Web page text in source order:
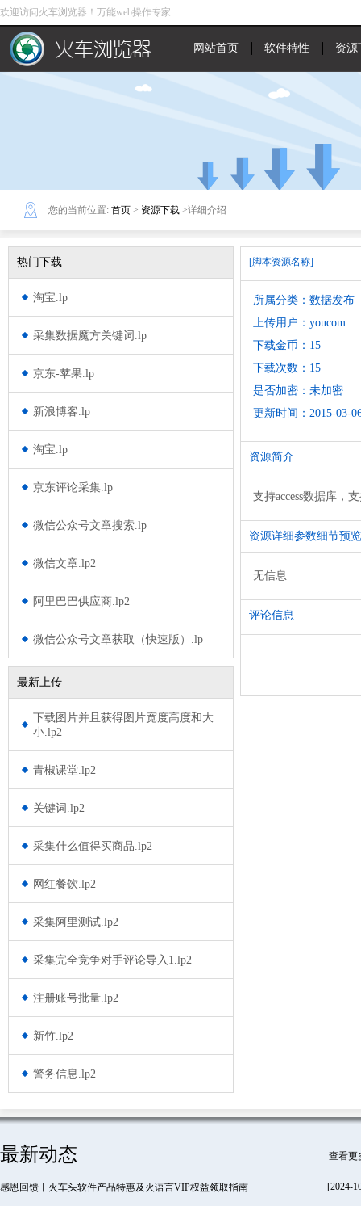
欢迎访问火车浏览器！万能web操作专家
网站首页 软件特性 资源
您的当前位置: 首页 > 资源下载 >详细介绍
热门下载
淘宝.lp
采集数据魔方关键词.lp
京东-苹果.lp
新浪博客.lp
淘宝.lp
京东评论采集.lp
微信公众号文章搜索.lp
微信文章.lp2
阿里巴巴供应商.lp2
微信公众号文章获取（快速版）.lp
最新上传
下载图片并且获得图片宽度高度和大
小.lp2
青椒课堂.lp2
关键词.lp2
采集什么值得买商品.lp2
网红餐饮.lp2
采集阿里测试.lp2
采集完全竞争对手评论导入1.lp2
注册账号批量.lp2
新竹.lp2
警务信息.lp2
[脚本资源名称]
所属分类：数据发布
上传用户：youcom
下载金币：15
下载次数：15
是否加密：未加密
更新时间：2015-03-
资源简介
支持access数据库，
资源详细参数细节预览
无信息
评论信息
最新动态 查看更
感恩回馈丨火车头软件产品特惠及火语言VIP权益领取指南 [2024-